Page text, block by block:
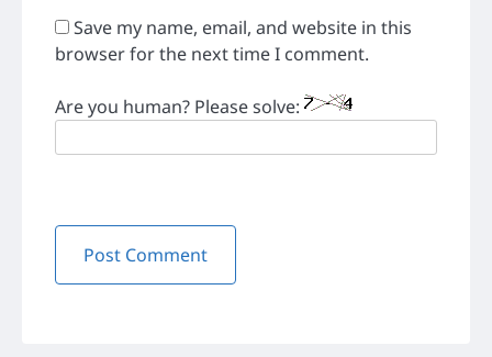
Save my name, email, and website in this
browser for the next time I comment.
Are you human? Please solve: